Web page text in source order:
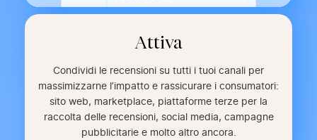
Attiva
Condividi le recensioni su tutti i tuoi canali per
massimizzarne l’impatto e rassicurare i consumatori:
sito web, marketplace, piattaforme terze per la
raccolta delle recensioni, social media, campagne
pubblicitarie e molto altro ancora.